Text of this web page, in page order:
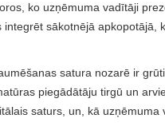
ko uzņēmuma vadītāji
sākotnējā apkopotājā,
satura nozarē ir
piegādātāju tirgū un
saturs, un, kā